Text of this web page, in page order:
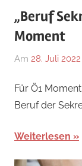
„Beruf
Moment
Am 28. Juli 2022
Für Ö1
Beruf der
Weiterlesen